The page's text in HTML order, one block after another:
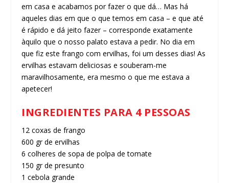
em casa e acabamos por fazer o que dá… Mas há
aqueles dias em que o que temos em casa – e que até
é rápido e dá jeito fazer – corresponde exatamente
àquilo que o nosso palato estava a pedir. No dia em
que fiz este frango com ervilhas, foi um desses dias! As
ervilhas estavam deliciosas e souberam-me
maravilhosamente, era mesmo o que me estava a
apetecer!
INGREDIENTES PARA 4 PESSOAS
12 coxas de frango
600 gr de ervilhas
6 colheres de sopa de polpa de tomate
150 gr de presunto
1 cebola grande